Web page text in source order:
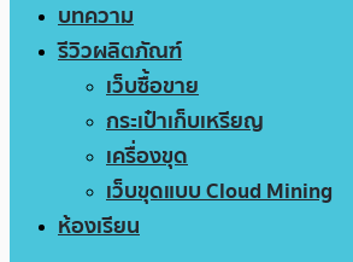
บทความ
รีวิวผลิตภัณฑ์
เว็บซื้อขาย
กระเป๋าเก็บเหรียญ
เครื่องขุด
เว็บขุดแบบ Cloud Mining
ห้องเรียน